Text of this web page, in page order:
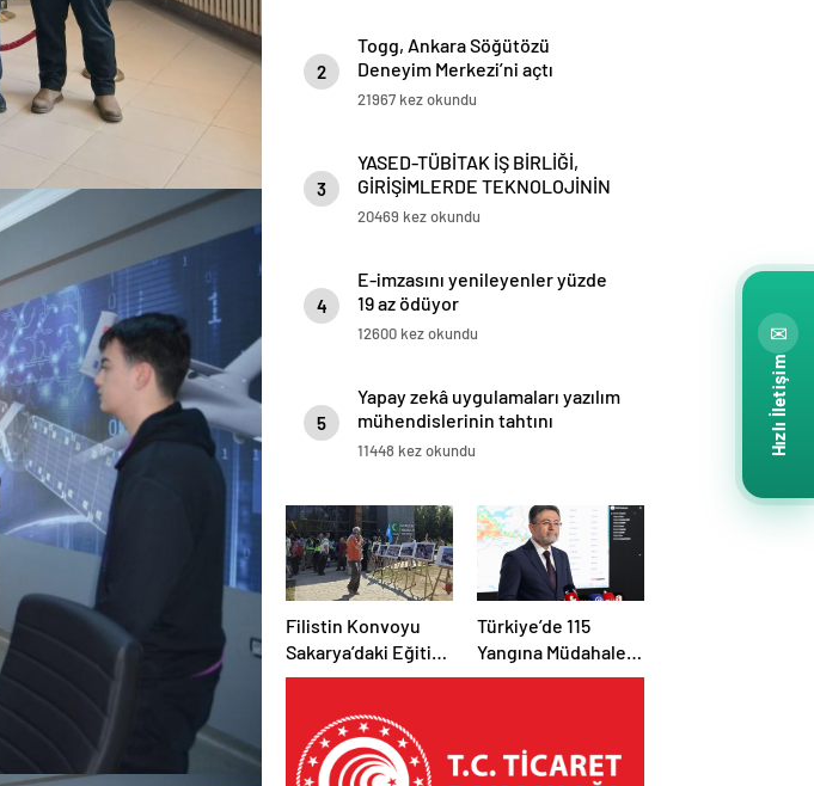
2
Togg, Ankara Söğütözü
Deneyim Merkezi’ni açtı
21967 kez okundu
3
YASED-TÜBİTAK İŞ BİRLİĞİ,
GİRİŞİMLERDE TEKNOLOJİNİN
AĞIRLIĞINI ARTIRACAK
20469 kez okundu
4
E-imzasını yenileyenler yüzde
19 az ödüyor
12600 kez okundu
5
Yapay zekâ uygulamaları yazılım
mühendislerinin tahtını
sallayabilir
11448 kez okundu
Filistin Konvoyu
Sakarya’daki Eğitim
Kampını
Etabı Başlıyor
Türkiye’de 115
Yangına Müdahale
Edildi: 110’u Kontrol
✉
Hızlı İletişim